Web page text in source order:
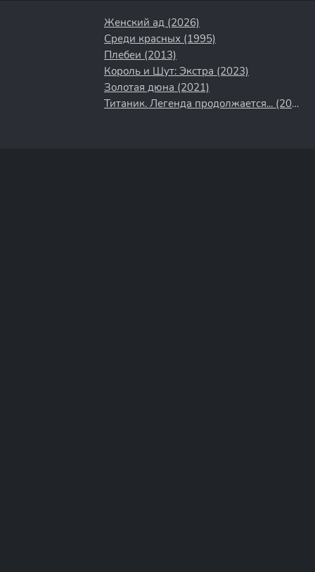
Женский ад (2026)
Среди красных (1995)
Плебеи (2013)
Король и Шут: Экстра (2023)
Золотая дюна (2021)
Титаник. Легенда продолжается... (2000)